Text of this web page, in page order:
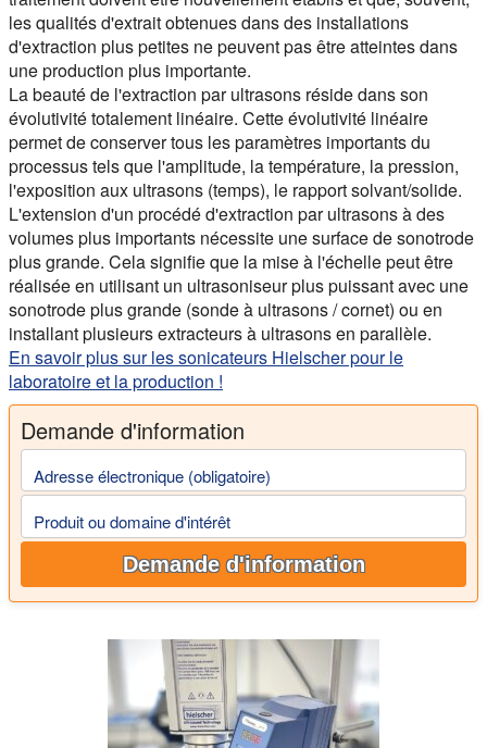
les qualités d'extrait obtenues dans des installations
d'extraction plus petites ne peuvent pas être atteintes dans
une production plus importante.
La beauté de l'extraction par ultrasons réside dans son
évolutivité totalement linéaire. Cette évolutivité linéaire
permet de conserver tous les paramètres importants du
processus tels que l'amplitude, la température, la pression,
l'exposition aux ultrasons (temps), le rapport solvant/solide.
L'extension d'un procédé d'extraction par ultrasons à des
volumes plus importants nécessite une surface de sonotrode
plus grande. Cela signifie que la mise à l'échelle peut être
réalisée en utilisant un ultrasoniseur plus puissant avec une
sonotrode plus grande (sonde à ultrasons / cornet) ou en
installant plusieurs extracteurs à ultrasons en parallèle.
En savoir plus sur les sonicateurs Hielscher pour le
laboratoire et la production !
Demande d'information
Adresse électronique (obligatoire)
Produit ou domaine d'intérêt
Demande d'information